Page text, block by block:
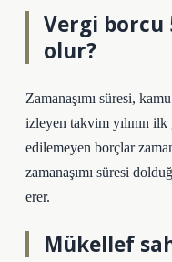
Vergi borcu
olur?
Zamanaşımı süresi,
izleyen takvim yılının
edilemeyen borçlar
zamanaşımı süresi
erer.
Mükellef